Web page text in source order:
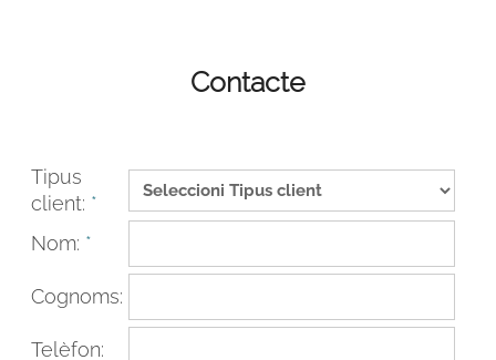
Contacte
Tipus
client: *
Nom: *
Cognoms:
Telèfon: